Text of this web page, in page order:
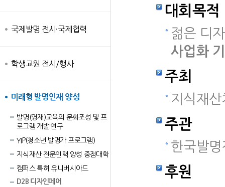
국제발명 전시·국제협력
학생교원 전시/행사
미래형 발명인재 양성
발명(영재)교육의 문화조성 및 프
로그램 개발·연구
YIP(청소년 발명가 프로그램)
지식재산 전문인력 양성 중점대학
캠퍼스 특허 유니버시아드
D2B 디자인페어
대회목적
젊은 디
사업화
주최
지식재
주관
한국발
후원